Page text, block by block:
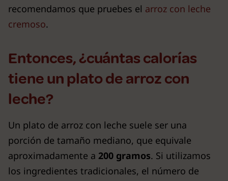
recomendamos que pruebes el arroz con leche
cremoso.
Entonces, ¿cuántas calorías
tiene un plato de arroz con
leche?
Un plato de arroz con leche suele ser una
porción de tamaño mediano, que equivale
aproximadamente a 200 gramos. Si utilizamos
los ingredientes tradicionales, el número de